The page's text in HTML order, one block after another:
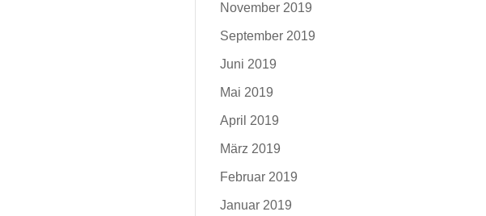
November 2019
September 2019
Juni 2019
Mai 2019
April 2019
März 2019
Februar 2019
Januar 2019